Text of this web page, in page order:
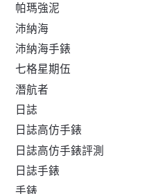
帕瑪強泥
沛納海
沛納海手錶
七格星期伍
潛航者
日誌
日誌高仿手錶
日誌高仿手錶評測
日誌手錶
手錶